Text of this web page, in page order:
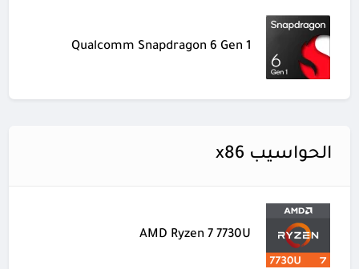
Qualcomm Snapdragon 6 Gen 1
الحواسيب x86
AMD Ryzen 7 7730U